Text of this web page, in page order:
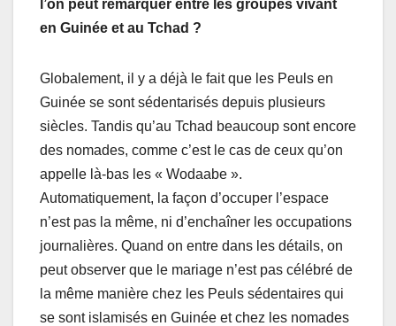
l’on peut remarquer entre les groupes vivant
en Guinée et au Tchad ?
Globalement, il y a déjà le fait que les Peuls en
Guinée se sont sédentarisés depuis plusieurs
siècles. Tandis qu’au Tchad beaucoup sont encore
des nomades, comme c’est le cas de ceux qu’on
appelle là-bas les « Wodaabe ».
Automatiquement, la façon d’occuper l’espace
n’est pas la même, ni d’enchaîner les occupations
journalières. Quand on entre dans les détails, on
peut observer que le mariage n’est pas célébré de
la même manière chez les Peuls sédentaires qui
se sont islamisés en Guinée et chez les nomades